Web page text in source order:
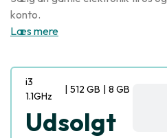
konto.
Læs mere
i3
1.1GHz
| 512 GB | 8 GB
Udsolgt